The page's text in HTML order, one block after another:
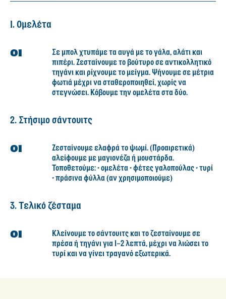
1. Ομελέτα
Σε μπολ χτυπάμε τα αυγά με το γάλα, αλάτι και
πιπέρι. Ζεσταίνουμε το βούτυρο σε αντικολλητικό
τηγάνι και ρίχνουμε το μείγμα. Ψήνουμε σε μέτρια
φωτιά μέχρι να σταθεροποιηθεί, χωρίς να
στεγνώσει. Κόβουμε την ομελέτα στα δύο.
2. Στήσιμο σάντουιτς
Ζεσταίνουμε ελαφρά το ψωμί. (Προαιρετικά)
αλείφουμε με μαγιονέζα ή μουστάρδα.
Τοποθετούμε: • ομελέτα • φέτες γαλοπούλας • τυρί
• πράσινα φύλλα (αν χρησιμοποιούμε)
3. Τελικό ζέσταμα
Κλείνουμε το σάντουιτς και το ζεσταίνουμε σε
πρέσα ή τηγάνι για 1–2 λεπτά, μέχρι να λιώσει το
τυρί και να γίνει τραγανό εξωτερικά.